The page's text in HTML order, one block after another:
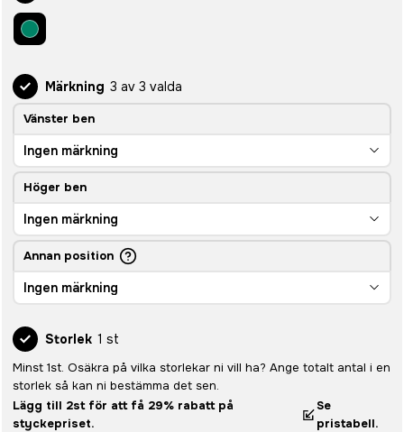
Märkning 3 av 3 valda
Vänster ben
Ingen märkning
Höger ben
Ingen märkning
Annan position
Ingen märkning
Storlek 1 st
Minst 1st. Osäkra på vilka storlekar ni vill ha? Ange totalt antal i en
storlek så kan ni bestämma det sen.
Lägg till 2st för att få 29% rabatt på
styckepriset.
Se
pristabell.